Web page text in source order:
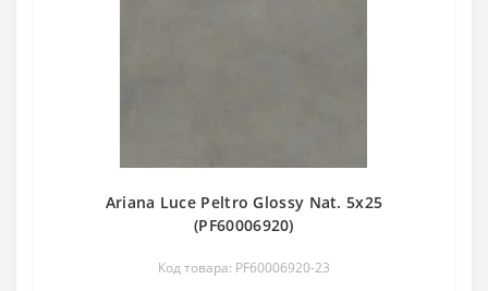
Ariana Luce Peltro Glossy Nat. 5х25
(PF60006920)
Код товара: PF60006920-23